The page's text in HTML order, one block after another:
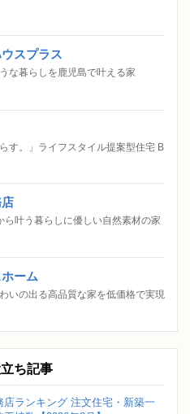
スプラス
な暮らしを鹿児島で叶える家
らす。」ライフスタイル提案型住宅 B
ら叶う暮らしに優しい自然素材の家
ーム
いの出る高品質な家を低価格で実現
ち記事
店ランキング 注文住宅・新築一